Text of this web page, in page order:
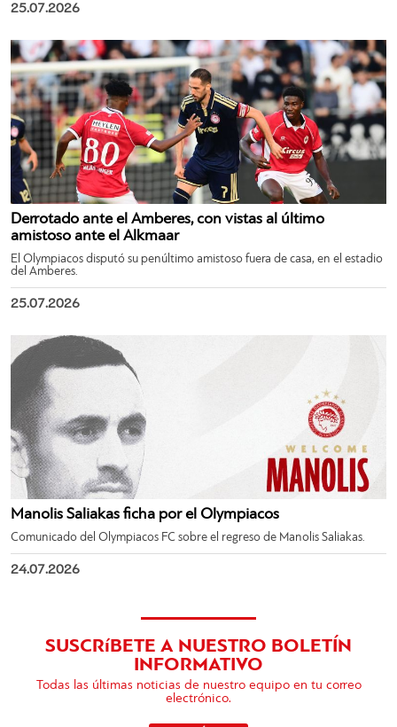
25.07.2026
Derrotado ante el Amberes, con vistas al último
amistoso ante el Alkmaar
El Olympiacos disputó su penúltimo amistoso fuera de casa, en el estadio
del Amberes.
25.07.2026
Manolis Saliakas ficha por el Olympiacos
Comunicado del Olympiacos FC sobre el regreso de Manolis Saliakas.
24.07.2026
SUSCRíBETE A NUESTRO BOLETÍN
INFORMATIVO
Todas las últimas noticias de nuestro equipo en tu correo
electrónico.